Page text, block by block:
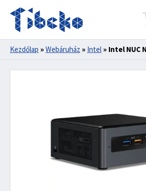
Kezdőlap » Webáruház » Intel » Intel NUC